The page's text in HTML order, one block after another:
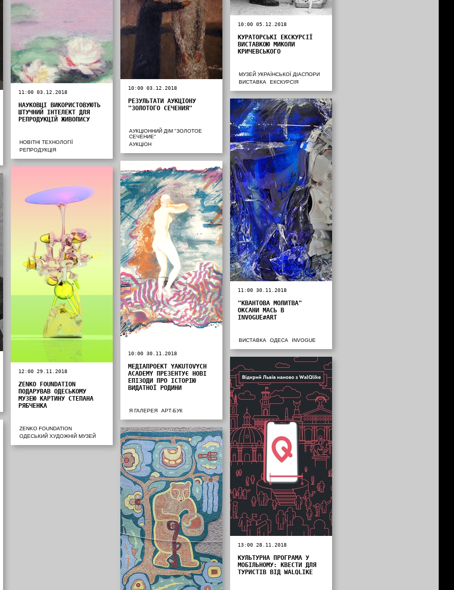
10:00 05.12.2018
КУРАТОРСЬКІ ЕКСКУРСІЇ
ВИСТАВКОЮ МИКОЛИ
КРИЧЕВСЬКОГО
МУЗЕЙ УКРАЇНСЬКОЇ ДІАСПОРИ
ВИСТАВКА
ЕКСКУРСІЯ
11:00 03.12.2018
НАУКОВЦІ ВИКОРИСТОВУЮТЬ
ШТУЧНИЙ ІНТЕЛЕКТ ДЛЯ
РЕПРОДУКЦІЙ ЖИВОПИСУ
НОВІТНІ ТЕХНОЛОГІЇ
РЕПРОДУКЦІЯ
10:00 03.12.2018
РЕЗУЛЬТАТИ АУКЦІОНУ
"ЗОЛОТОГО СЕЧЕНИЯ"
АУКЦІОННИЙ ДІМ "ЗОЛОТОЕ
СЕЧЕНИЕ"
АУКЦІОН
11:00 30.11.2018
"КВАНТОВА МОЛИТВА"
ОКСАНИ МАСЬ В
INVOGUE#ART
ВИСТАВКА ОДЕСА INVOGUE
10:00 30.11.2018
МЕДІАПРОЕКТ YAKUTOVYCH
ACADEMY ПРЕЗЕНТУЄ НОВІ
ЕПІЗОДИ ПРО ІСТОРІЮ
ВИДАТНОЇ РОДИНИ
Я ГАЛЕРЕЯ АРТ-БУК
12:00 29.11.2018
ZENKO FOUNDATION
ПОДАРУВАВ ОДЕСЬКОМУ
МУЗЕЮ КАРТИНУ СТЕПАНА
РЯБЧЕНКА
ZENKO FOUNDATION
ОДЕСЬКИЙ ХУДОЖНІЙ МУЗЕЙ
13:00 28.11.2018
КУЛЬТУРНА ПРОГРАМА У
МОБІЛЬНОМУ: КВЕСТИ ДЛЯ
ТУРИСТІВ ВІД WALQLIKE